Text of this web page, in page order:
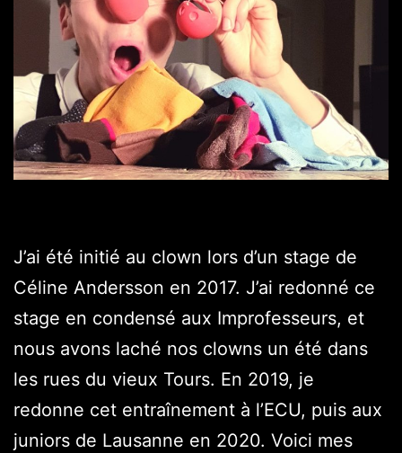
J’ai été initié au clown lors d’un stage de
Céline Andersson en 2017. J’ai redonné ce
stage en condensé aux Improfesseurs, et
nous avons laché nos clowns un été dans
les rues du vieux Tours. En 2019, je
redonne cet entraînement à l’ECU, puis aux
juniors de Lausanne en 2020. Voici mes